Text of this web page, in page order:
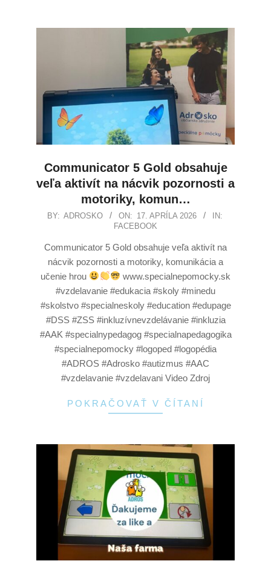
Communicator 5 Gold obsahuje
veľa aktivít na nácvik pozornosti a
motoriky, komun…
BY: ADROSKO ON: 17. APRÍLA 2026
IN:
FACEBOOK
Communicator 5 Gold obsahuje veľa aktivít na
nácvik pozornosti a motoriky, komunikácia a
učenie hrou
www.specialnepomocky.sk
#vzdelavanie #edukacia #skoly #minedu
#skolstvo #specialneskoly #education #edupage
#DSS #ZSS #inkluzívnevzdelávanie #inkluzia
#AAK #specialnypedagog #specialnapedagogika
#specialnepomocky #logoped #logopédia
#ADROS #Adrosko #autizmus #AAC
#vzdelavanie #vzdelavani Video Zdroj
POKRAČOVAŤ V ČÍTANÍ